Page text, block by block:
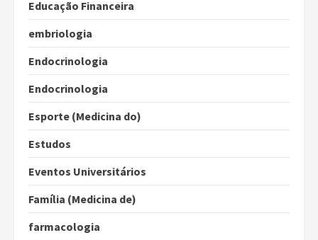
Educação Financeira
embriologia
Endocrinologia
Endocrinologia
Esporte (Medicina do)
Estudos
Eventos Universitários
Família (Medicina de)
farmacologia